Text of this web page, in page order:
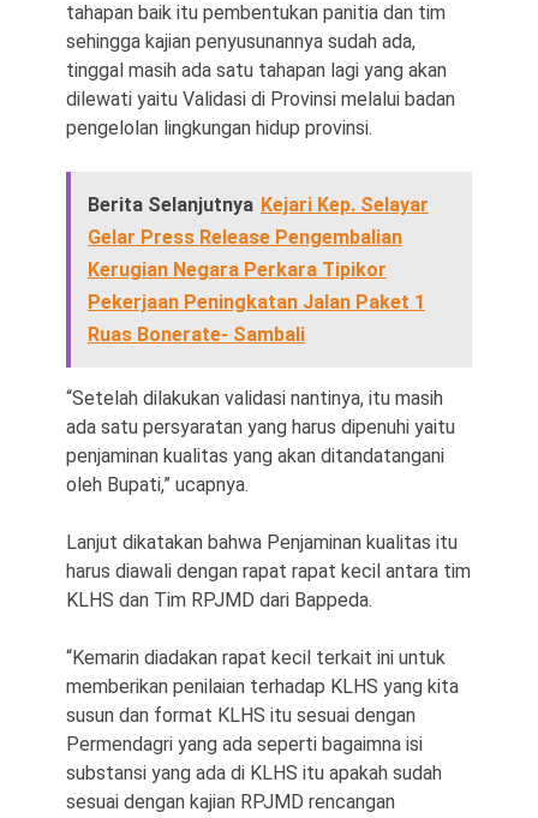
tahapan baik itu pembentukan panitia dan tim
sehingga kajian penyusunannya sudah ada,
tinggal masih ada satu tahapan lagi yang akan
dilewati yaitu Validasi di Provinsi melalui badan
pengelolan lingkungan hidup provinsi.
Berita Selanjutnya Kejari Kep. Selayar
Gelar Press Release Pengembalian
Kerugian Negara Perkara Tipikor
Pekerjaan Peningkatan Jalan Paket 1
Ruas Bonerate- Sambali
“Setelah dilakukan validasi nantinya, itu masih
ada satu persyaratan yang harus dipenuhi yaitu
penjaminan kualitas yang akan ditandatangani
oleh Bupati,” ucapnya.
Lanjut dikatakan bahwa Penjaminan kualitas itu
harus diawali dengan rapat rapat kecil antara tim
KLHS dan Tim RPJMD dari Bappeda.
“Kemarin diadakan rapat kecil terkait ini untuk
memberikan penilaian terhadap KLHS yang kita
susun dan format KLHS itu sesuai dengan
Permendagri yang ada seperti bagaimna isi
substansi yang ada di KLHS itu apakah sudah
sesuai dengan kajian RPJMD rencangan